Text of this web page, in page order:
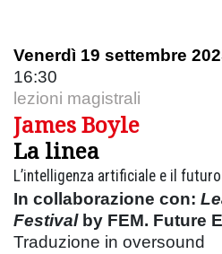
Venerdì 19 settembre
16:30
lezioni magistrali
James Boyle
La linea
L’intelligenza artificiale e il
In collaborazione con:
Festivalby FEM. Future
Traduzione in oversound